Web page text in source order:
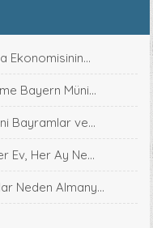
Ekonomisinin...
Bayern Müni...
Bayramlar ve...
Ev, Her Ay Ne...
Neden Almany...